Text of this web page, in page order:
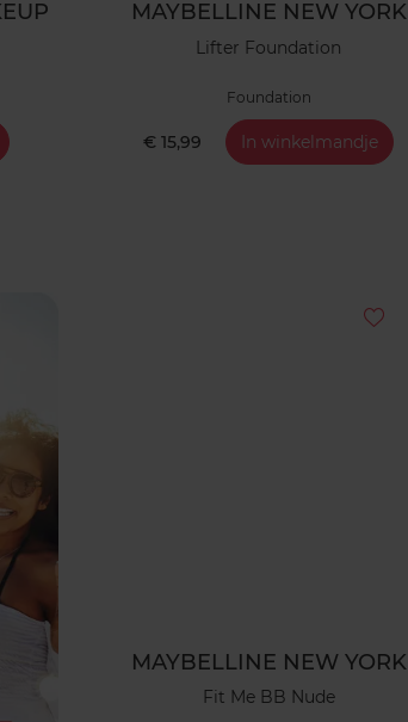
MAYBELLINE NEW YORK
Lifter Foundation
Foundation
€ 15,99 In winkelmandje
MAYBELLINE NEW YORK
Fit Me BB Nude